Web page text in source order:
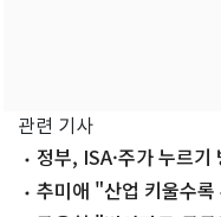
관련 기사
정부, ISA·주가 누르
추미애 "산업 키울수